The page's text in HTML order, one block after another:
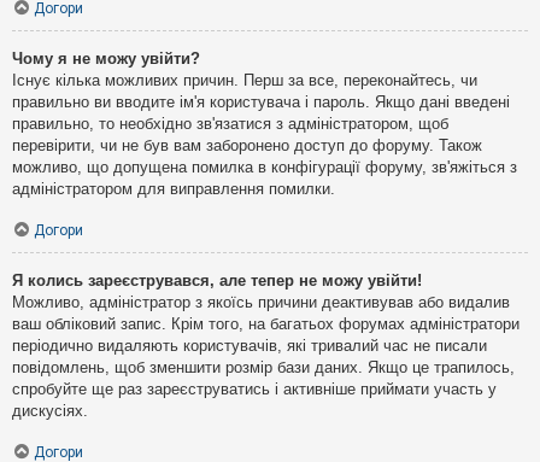
Догори
Чому я не можу увійти?
Існує кілька можливих причин. Перш за все, переконайтесь, чи
правильно ви вводите ім'я користувача і пароль. Якщо дані введені
правильно, то необхідно зв'язатися з адміністратором, щоб
перевірити, чи не був вам заборонено доступ до форуму. Також
можливо, що допущена помилка в конфігурації форуму, зв'яжіться з
адміністратором для виправлення помилки.
Догори
Я колись зареєструвався, але тепер не можу увійти!
Можливо, адміністратор з якоїсь причини деактивував або видалив
ваш обліковий запис. Крім того, на багатьох форумах адміністратори
періодично видаляють користувачів, які тривалий час не писали
повідомлень, щоб зменшити розмір бази даних. Якщо це трапилось,
спробуйте ще раз зареєструватись і активніше приймати участь у
дискусіях.
Догори